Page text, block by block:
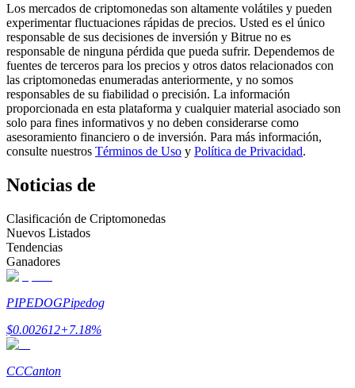
Conviértete en un Trader de Copia
Disfruta del reparto de beneficios y comisiones de copy trading
Información
Análisis de big data que incluye información comercial, etc.
Los mercados de criptomonedas son altamente volátiles y pueden
experimentar fluctuaciones rápidas de precios. Usted es el único
responsable de sus decisiones de inversión y Bitrue no es
responsable de ninguna pérdida que pueda sufrir. Dependemos de
fuentes de terceros para los precios y otros datos relacionados con
las criptomonedas enumeradas anteriormente, y no somos
responsables de su fiabilidad o precisión. La información
proporcionada en esta plataforma y cualquier material asociado son
solo para fines informativos y no deben considerarse como
asesoramiento financiero o de inversión. Para más información,
consulte nuestros Términos de Uso y Política de Privacidad.
Noticias de
Clasificación de Criptomonedas
Nuevos Listados
Tendencias
Ganadores
PIPEDOGPipedog
$0.002612+7.18%
CCCanton